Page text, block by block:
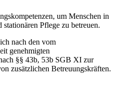
um Menschen in
Pflege zu betreuen.
nach den vom
genehmigten
§§ 43b, 53b SGB XI zur
zusätzlichen Betreuungskräften.